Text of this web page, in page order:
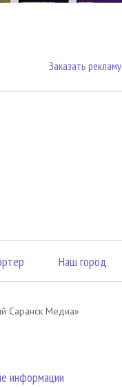
Заказать рекламу
Наш город
Саранск Mедиа»
информации